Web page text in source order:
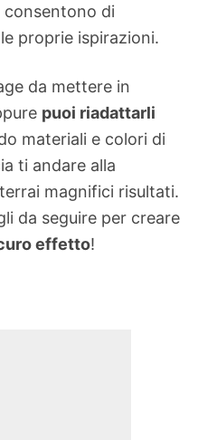
consentono di
proprie ispirazioni.
da mettere in
puoi riadattarli
materiali e colori di
ti andare alla
magnifici risultati.
da seguire per creare
effetto!